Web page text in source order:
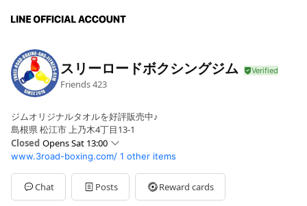
スリーロードボクシングジム
Friends423
ジムオリジナルタオルを好評販売中♪
島根県 松江市 上乃木4丁目13-1
Closed Opens Sat 13:00
Sun13:00 - 19:00
Mon14:00 - 21:00
Tue14:00 - 21:00
Wed14:00 - 21:00
www.3road-boxing.com/ 1 other items
Chat Posts Reward cards